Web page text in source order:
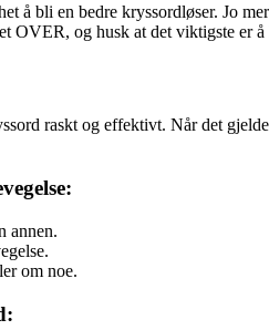
å bli en bedre kryssordløser. Jo
OVER, og husk at det viktigste er
raskt og effektivt. Når det
annen.
om noe.